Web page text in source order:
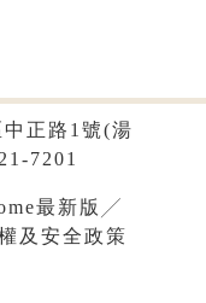
正路1號(湯
7201
最新版╱
及安全政策